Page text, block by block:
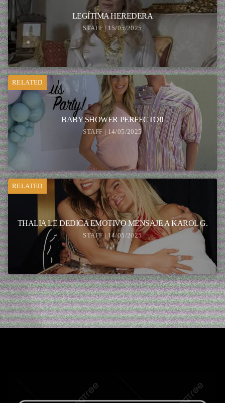
LEGÍTIMA HEREDERA
STAFF | 15/05/2025
RELATED
BABY SHOWER PERFECTO!!
STAFF | 14/05/2025
RELATED
THALIA LE DEDICA EMOTIVO MENSAJE A KAROL G.
STAFF | 14/05/2025